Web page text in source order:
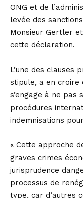
ONG et de
levée des
Monsieur Gertler
cette déclaration.
L’une des clauses
stipule, a en croire
s’engage à ne
procédures
indemnisations
« Cette approche
graves crimes
jurisprudence
processus de
type, car d’autres